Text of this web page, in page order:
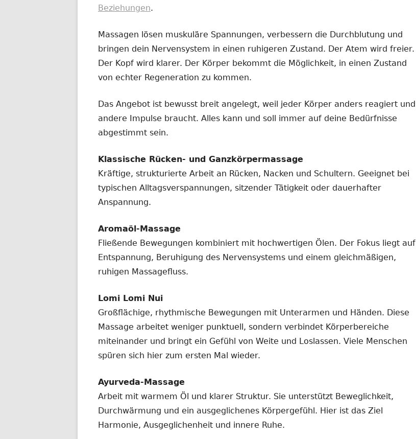
Beziehungen.
Massagen lösen muskuläre Spannungen, verbessern die Durchblutung und
bringen dein Nervensystem in einen ruhigeren Zustand. Der Atem wird freier.
Der Kopf wird klarer. Der Körper bekommt die Möglichkeit, in einen Zustand
von echter Regeneration zu kommen.
Das Angebot ist bewusst breit angelegt, weil jeder Körper anders reagiert und
andere Impulse braucht. Alles kann und soll immer auf deine Bedürfnisse
abgestimmt sein.
Klassische Rücken- und Ganzkörpermassage
Kräftige, strukturierte Arbeit an Rücken, Nacken und Schultern. Geeignet bei
typischen Alltagsverspannungen, sitzender Tätigkeit oder dauerhafter
Anspannung.
Aromaöl-Massage
Fließende Bewegungen kombiniert mit hochwertigen Ölen. Der Fokus liegt auf
Entspannung, Beruhigung des Nervensystems und einem gleichmäßigen,
ruhigen Massagefluss.
Lomi Lomi Nui
Großflächige, rhythmische Bewegungen mit Unterarmen und Händen. Diese
Massage arbeitet weniger punktuell, sondern verbindet Körperbereiche
miteinander und bringt ein Gefühl von Weite und Loslassen. Viele Menschen
spüren sich hier zum ersten Mal wieder.
Ayurveda-Massage
Arbeit mit warmem Öl und klarer Struktur. Sie unterstützt Beweglichkeit,
Durchwärmung und ein ausgeglichenes Körpergefühl. Hier ist das Ziel
Harmonie, Ausgeglichenheit und innere Ruhe.